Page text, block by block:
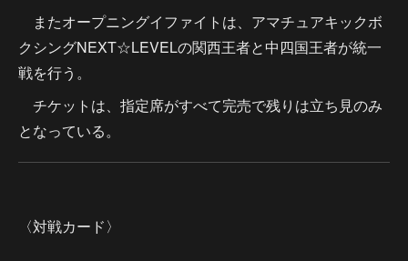
またオープニングイファイトは、アマチュアキックボ
クシングNEXT☆LEVELの関西王者と中四国王者が統一
戦を行う。
チケットは、指定席がすべて完売で残りは立ち見のみ
となっている。
〈対戦カード〉